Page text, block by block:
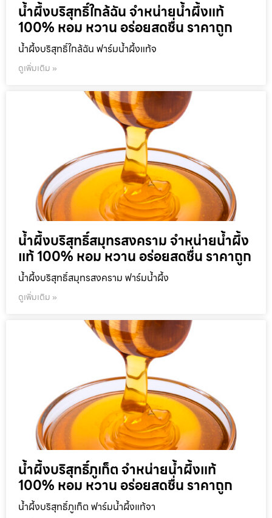
น้ำผึ้งบริสุทธิ์ใกล้ฉัน จำหน่ายน้ำผึ้งแท้
100% หอม หวาน อร่อยสดชื่น ราคาถูก
น้ำผึ้งบริสุทธิ์ใกล้ฉัน ฟาร์มน้ำผึ้งแท้จ
ดูเพิ่มเติม »
น้ำผึ้งบริสุทธิ์สมุทรสงคราม จำหน่ายน้ำผึ้ง
แท้ 100% หอม หวาน อร่อยสดชื่น ราคาถูก
น้ำผึ้งบริสุทธิ์สมุทรสงคราม ฟาร์มน้ำผึ้ง
ดูเพิ่มเติม »
น้ำผึ้งบริสุทธิ์ภูเก็ต จำหน่ายน้ำผึ้งแท้
100% หอม หวาน อร่อยสดชื่น ราคาถูก
น้ำผึ้งบริสุทธิ์ภูเก็ต ฟาร์มน้ำผึ้งแท้จา